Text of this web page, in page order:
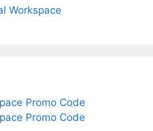
Workspace
Promo Code
Promo Code